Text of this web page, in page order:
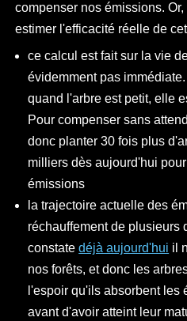
compenser nos émissions.
estimer l'efficacité réelle de
ce calcul est fait sur la vie
évidemment pas
quand l'arbre est petit, elle
Pour compenser sans
donc planter 30 fois plus
milliers dès aujourd'hui
émissions
la trajectoire actuelle des
réchauffement de plusieurs
constatedéjà aujourd'hui il
nos forêts, et donc les
l'espoir qu'ils absorbent les
avant d'avoir atteint leur